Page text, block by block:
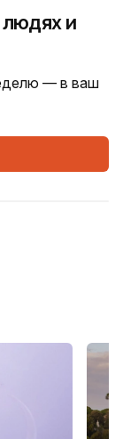
людях и
— в ваш